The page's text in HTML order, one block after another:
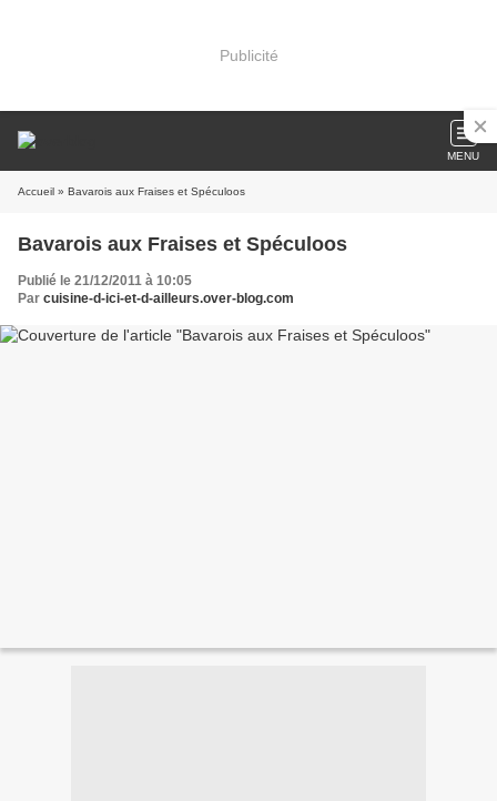
Publicité
MENU
Accueil » Bavarois aux Fraises et Spéculoos
Bavarois aux Fraises et Spéculoos
Publié le 21/12/2011 à 10:05
Par cuisine-d-ici-et-d-ailleurs.over-blog.com